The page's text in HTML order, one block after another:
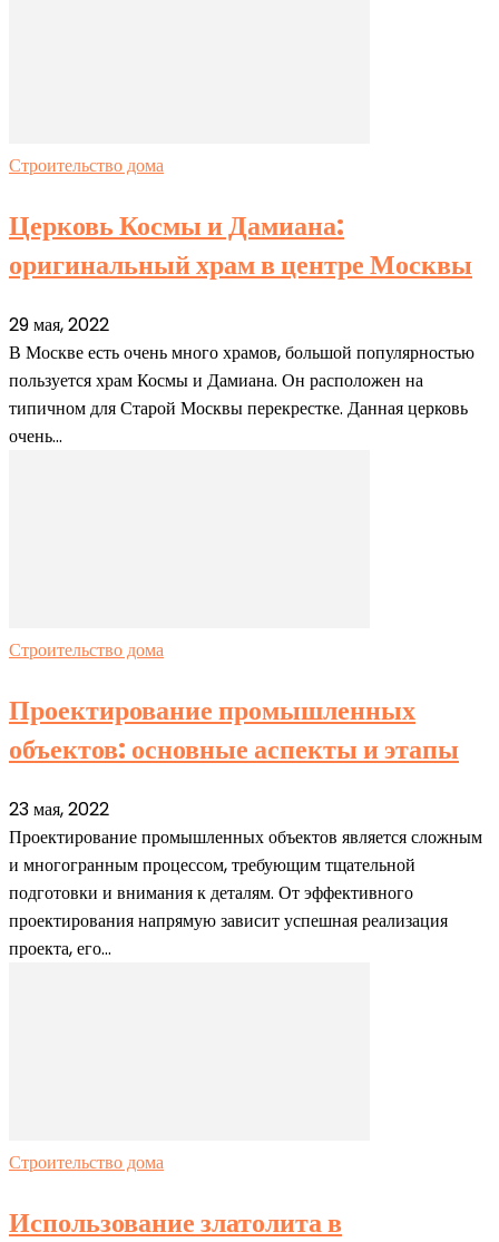
Строительство дома
Церковь Космы и Дамиана:
оригинальный храм в центре Москвы
29 мая, 2022
В Москве есть очень много храмов, большой популярностью
пользуется храм Космы и Дамиана. Он расположен на
типичном для Старой Москвы перекрестке. Данная церковь
очень...
Строительство дома
Проектирование промышленных
объектов: основные аспекты и этапы
23 мая, 2022
Проектирование промышленных объектов является сложным
и многогранным процессом, требующим тщательной
подготовки и внимания к деталям. От эффективного
проектирования напрямую зависит успешная реализация
проекта, его...
Строительство дома
Использование златолита в